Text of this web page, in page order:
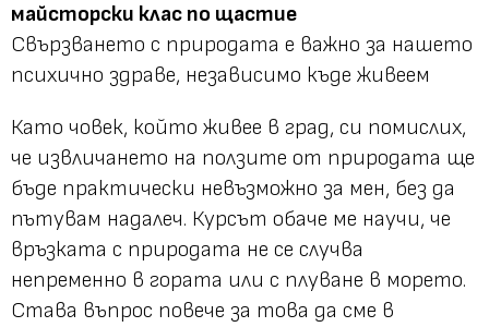
майсторски клас по щастие
Свързването с природата е важно за нашето
психично здраве, независимо къде живеем
Като човек, който живее в град, си помислих,
че извличането на ползите от природата ще
бъде практически невъзможно за мен, без да
пътувам надалеч. Курсът обаче ме научи, че
връзката с природата не се случва
непременно в гората или с плуване в морето.
Става въпрос повече за това да сме в